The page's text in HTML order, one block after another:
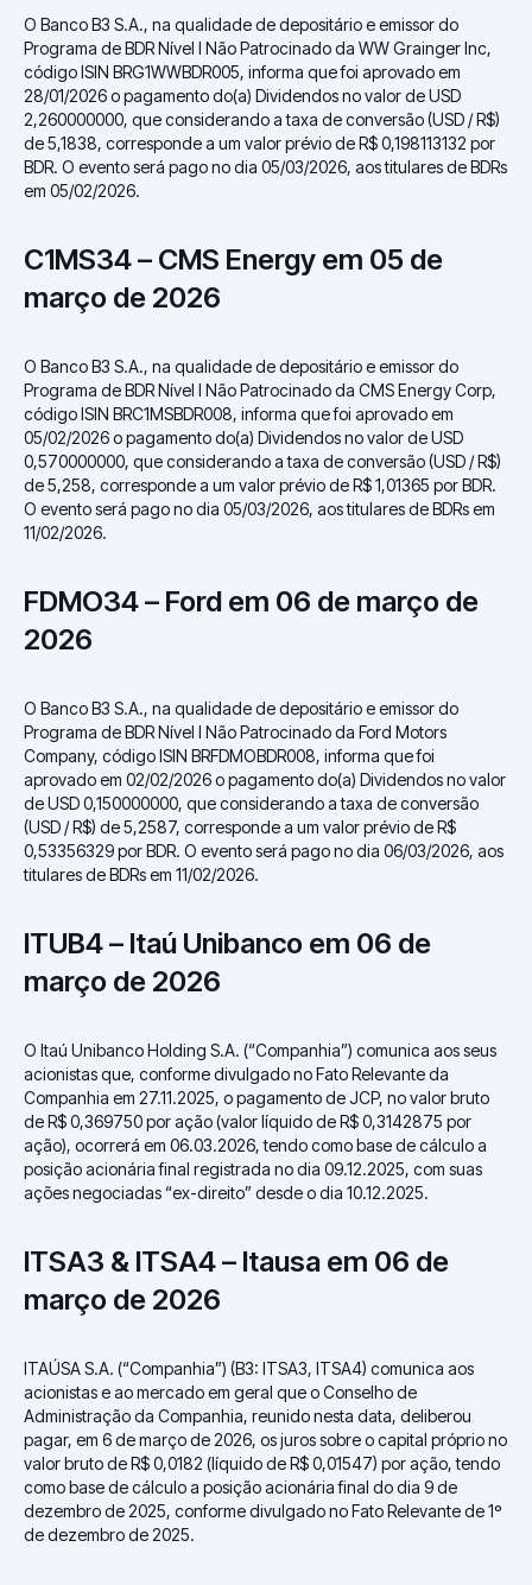
O Banco B3 S.A., na qualidade de depositário e emissor do
Programa de BDR Nível I Não Patrocinado da WW Grainger Inc,
código ISIN BRG1WWBDR005, informa que foi aprovado em
28/01/2026 o pagamento do(a) Dividendos no valor de USD
2,260000000, que considerando a taxa de conversão (USD / R$)
de 5,1838, corresponde a um valor prévio de R$ 0,198113132 por
BDR. O evento será pago no dia 05/03/2026, aos titulares de BDRs
em 05/02/2026.
C1MS34 – CMS Energy em 05 de
março de 2026
O Banco B3 S.A., na qualidade de depositário e emissor do
Programa de BDR Nível I Não Patrocinado da CMS Energy Corp,
código ISIN BRC1MSBDR008, informa que foi aprovado em
05/02/2026 o pagamento do(a) Dividendos no valor de USD
0,570000000, que considerando a taxa de conversão (USD / R$)
de 5,258, corresponde a um valor prévio de R$ 1,01365 por BDR.
O evento será pago no dia 05/03/2026, aos titulares de BDRs em
11/02/2026.
FDMO34 – Ford em 06 de março de
2026
O Banco B3 S.A., na qualidade de depositário e emissor do
Programa de BDR Nível I Não Patrocinado da Ford Motors
Company, código ISIN BRFDMOBDR008, informa que foi
aprovado em 02/02/2026 o pagamento do(a) Dividendos no valor
de USD 0,150000000, que considerando a taxa de conversão
(USD / R$) de 5,2587, corresponde a um valor prévio de R$
0,53356329 por BDR. O evento será pago no dia 06/03/2026, aos
titulares de BDRs em 11/02/2026.
ITUB4 – Itaú Unibanco em 06 de
março de 2026
O Itaú Unibanco Holding S.A. (“Companhia”) comunica aos seus
acionistas que, conforme divulgado no Fato Relevante da
Companhia em 27.11.2025, o pagamento de JCP, no valor bruto
de R$ 0,369750 por ação (valor líquido de R$ 0,3142875 por
ação), ocorrerá em 06.03.2026, tendo como base de cálculo a
posição acionária final registrada no dia 09.12.2025, com suas
ações negociadas “ex-direito” desde o dia 10.12.2025.
ITSA3 & ITSA4 – Itausa em 06 de
março de 2026
ITAÚSA S.A. (“Companhia”) (B3: ITSA3, ITSA4) comunica aos
acionistas e ao mercado em geral que o Conselho de
Administração da Companhia, reunido nesta data, deliberou
pagar, em 6 de março de 2026, os juros sobre o capital próprio no
valor bruto de R$ 0,0182 (líquido de R$ 0,01547) por ação, tendo
como base de cálculo a posição acionária final do dia 9 de
dezembro de 2025, conforme divulgado no Fato Relevante de 1º
de dezembro de 2025.